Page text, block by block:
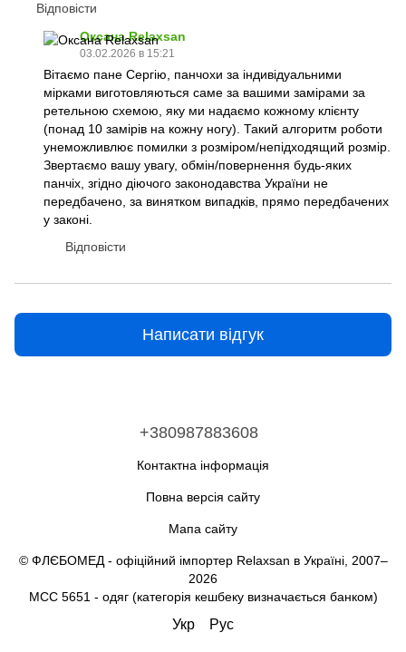
Відповісти
Оксана Relaxsan
03.02.2026 в 15:21
Вітаємо пане Сергію, панчохи за індивідуальними
мірками виготовляються саме за вашими замірами за
ретельною схемою, яку ми надаємо кожному клієнту
(понад 10 замірів на кожну ногу). Такий алгоритм роботи
унеможливлює помилки з розміром/непідходящий розмір.
Звертаємо вашу увагу, обмін/повернення будь-яких
панчіх, згідно діючого законодавства України не
передбачено, за винятком випадків, прямо передбачених
у законі.
Відповісти
Написати відгук
+380987883608
Контактна інформація
Повна версія сайту
Мапа сайту
© ФЛЄБОМЕД - офіційний імпортер Relaxsan в Україні, 2007–
2026
MCC 5651 - одяг (категорія кешбеку визначається банком)
Укр Рус